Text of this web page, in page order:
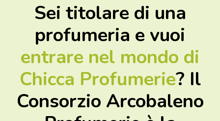
Sei titolare di una
profumeria e vuoi
entrare nel mondo di
Chicca Profumerie? Il
Consorzio Arcobaleno